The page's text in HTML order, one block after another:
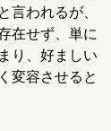
言われるが、
在せず、単に
り、好ましい
変容させると